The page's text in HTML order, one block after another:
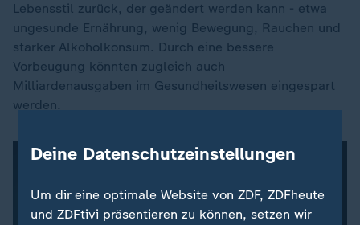
Lebensstil zurück, der geändert werden kann - etwa
ungesunde Ernährung, wenig Bewegung, Rauchen und
starker Alkoholkonsum. Durch eine bessere
Vorbeugung könnten zugleich auch
Milliardenausgaben im Gesundheitswesen eingespart
werden.
Deine Datenschutzeinstellungen
Um dir eine optimale Website von ZDF, ZDFheute
und ZDFtivi präsentieren zu können, setzen wir